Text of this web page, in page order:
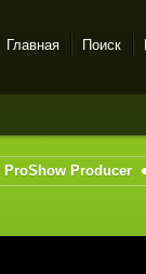
Главная Поиск
Producer